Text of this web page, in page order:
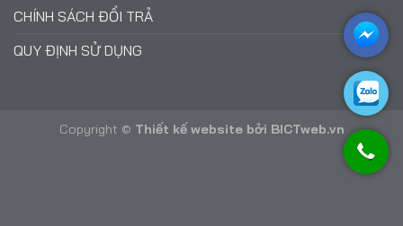
CHÍNH SÁCH ĐỔI TRẢ
QUY ĐỊNH SỬ DỤNG
Copyright © Thiết kế websitebởi BICTweb.vn